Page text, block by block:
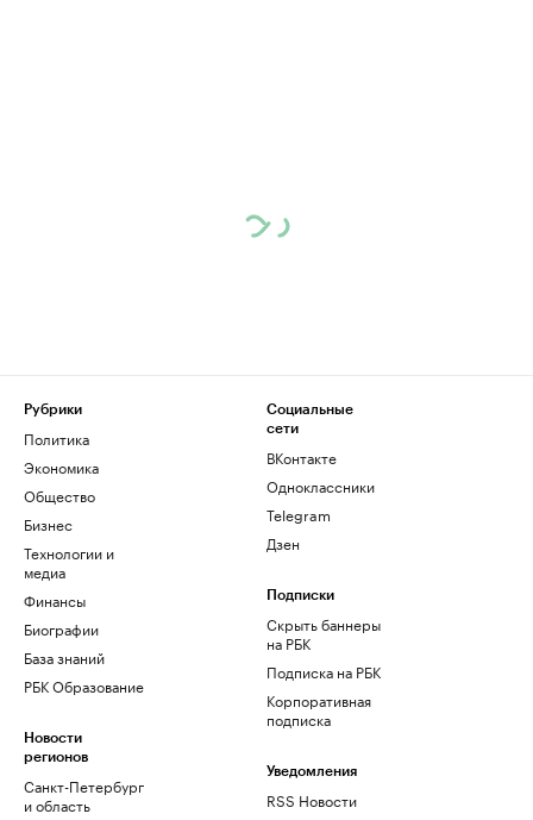
Рубрики
Политика
Экономика
Общество
Бизнес
Технологии и
медиа
Финансы
Биографии
База знаний
РБК Образование
Новости
регионов
Санкт-Петербург
и область
Социальные
сети
ВКонтакте
Одноклассники
Telegram
Дзен
Подписки
Скрыть баннеры
на РБК
Подписка на РБК
Корпоративная
подписка
Уведомления
RSS Новости